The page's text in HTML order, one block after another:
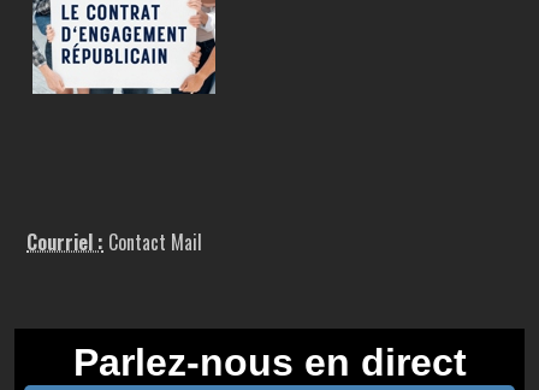
Courriel : Contact Mail